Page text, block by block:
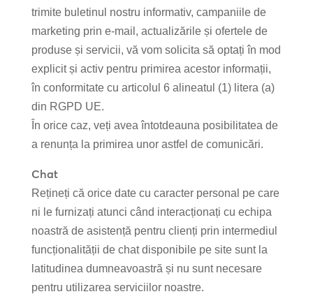
trimite buletinul nostru informativ, campaniile de
marketing prin e-mail, actualizările și ofertele de
produse și servicii, vă vom solicita să optați în mod
explicit și activ pentru primirea acestor informații,
în conformitate cu articolul 6 alineatul (1) litera (a)
din RGPD UE.
În orice caz, veți avea întotdeauna posibilitatea de
a renunța la primirea unor astfel de comunicări.
Chat
Rețineți că orice date cu caracter personal pe care
ni le furnizați atunci când interacționați cu echipa
noastră de asistență pentru clienți prin intermediul
funcționalității de chat disponibile pe site sunt la
latitudinea dumneavoastră și nu sunt necesare
pentru utilizarea serviciilor noastre.